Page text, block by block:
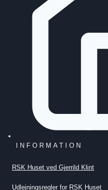
INFORMATION
RSK Huset ved Gjerrild Klint
Udlejningsregler for RSK Huset